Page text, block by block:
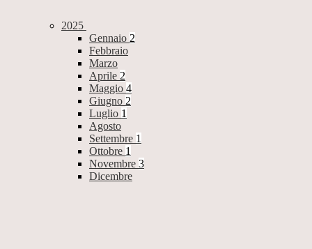
2025
Gennaio 2
Febbraio
Marzo
Aprile 2
Maggio 4
Giugno 2
Luglio 1
Agosto
Settembre 1
Ottobre 1
Novembre 3
Dicembre